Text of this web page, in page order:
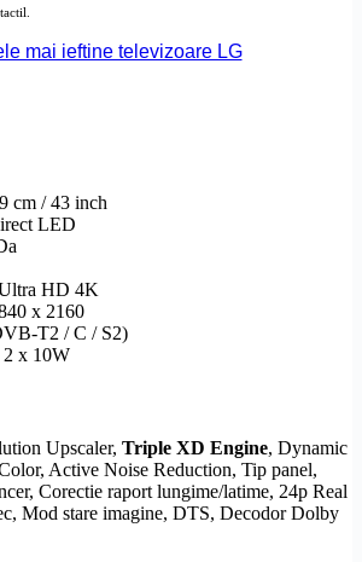
mai ieftine televizoare LG
cm / 43 inch
LED
HD 4K
x 2160
T2 / C / S2)
2 x 10W
Upscaler, Triple XD Engine, Dynamic
Active Noise Reduction, Tip panel,
, Corectie raport lungime/latime, 24p Real
Mod stare imagine, DTS, DecodorDolby